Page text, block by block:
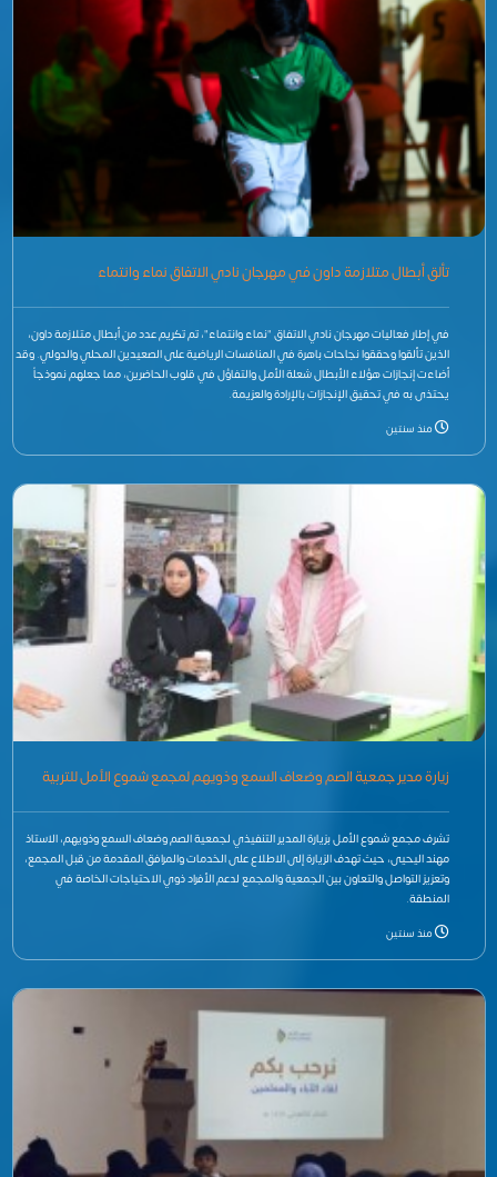
تألق أبطال متلازمة داون في مهرجان نادي الاتفاق نماء وانتماء
في إطار فعاليات مهرجان نادي الاتفاق "نماء وانتماء"، تم تكريم عدد من أبطال متلازمة داون،
الذين تألقوا وحققوا نجاحات باهرة في المنافسات الرياضية على الصعيدين المحلي والدولي. وقد
أضاءت إنجازات هؤلاء الأبطال شعلة الأمل والتفاؤل في قلوب الحاضرين، مما جعلهم نموذجاً
يحتذى به في تحقيق الإنجازات بالإرادة والعزيمة.
منذ سنتين
زيارة مدير جمعية الصم وضعاف السمع وذويهم لمجمع شموع الأمل للتربية
تشرف مجمع شموع الأمل بزيارة المدير التنفيذي لجمعية الصم وضعاف السمع وذويهم، الاستاذ
مهند اليحيى، حيث تهدف الزيارة إلى الاطلاع على الخدمات والمرافق المقدمة من قبل المجمع،
وتعزيز التواصل والتعاون بين الجمعية والمجمع لدعم الأفراد ذوي الاحتياجات الخاصة في
المنطقة.
منذ سنتين